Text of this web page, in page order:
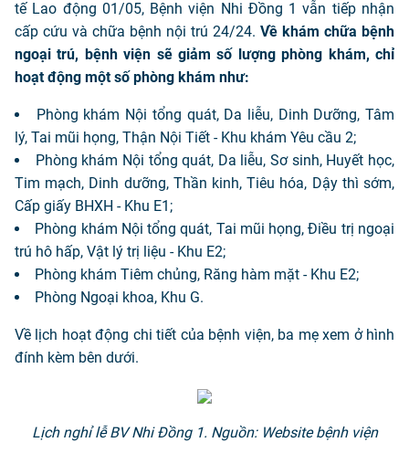
tế Lao động 01/05, Bệnh viện Nhi Đồng 1 vẫn tiếp nhận
cấp cứu và chữa bệnh nội trú 24/24. Về khám chữa bệnh
ngoại trú, bệnh viện sẽ giảm số lượng phòng khám, chỉ
hoạt động một số phòng khám như:
Phòng khám Nội tổng quát, Da liễu, Dinh Dưỡng, Tâm
lý, Tai mũi họng, Thận Nội Tiết - Khu khám Yêu cầu 2;
Phòng khám Nội tổng quát, Da liễu, Sơ sinh, Huyết học,
Tim mạch, Dinh dưỡng, Thần kinh, Tiêu hóa, Dậy thì sớm,
Cấp giấy BHXH - Khu E1;
Phòng khám Nội tổng quát, Tai mũi họng, Điều trị ngoại
trú hô hấp, Vật lý trị liệu - Khu E2;
Phòng khám Tiêm chủng, Răng hàm mặt - Khu E2;
Phòng Ngoại khoa, Khu G.
Về lịch hoạt động chi tiết của bệnh viện, ba mẹ xem ở hình
đính kèm bên dưới.
Lịch nghỉ lễ BV Nhi Đồng 1. Nguồn: Website bệnh viện